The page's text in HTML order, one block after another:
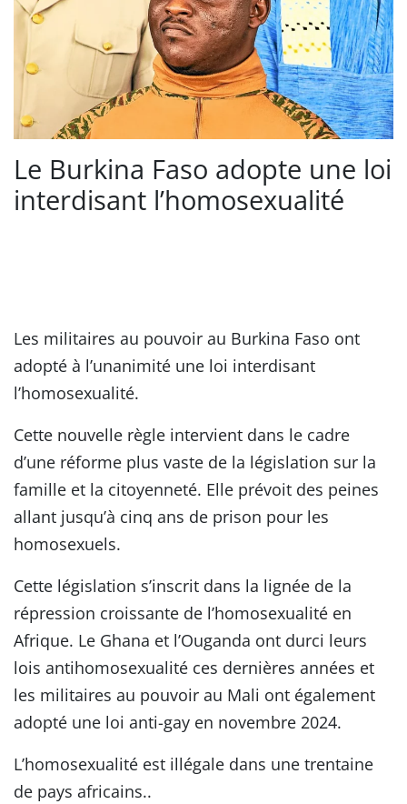
Le Burkina Faso adopte une loi
interdisant l’homosexualité
Les militaires au pouvoir au Burkina Faso ont
adopté à l’unanimité une loi interdisant
l’homosexualité.
Cette nouvelle règle intervient dans le cadre
d’une réforme plus vaste de la législation sur la
famille et la citoyenneté. Elle prévoit des peines
allant jusqu’à cinq ans de prison pour les
homosexuels.
Cette législation s’inscrit dans la lignée de la
répression croissante de l’homosexualité en
Afrique. Le Ghana et l’Ouganda ont durci leurs
lois antihomosexualité ces dernières années et
les militaires au pouvoir au Mali ont également
adopté une loi anti-gay en novembre 2024.
L’homosexualité est illégale dans une trentaine
de pays africains..